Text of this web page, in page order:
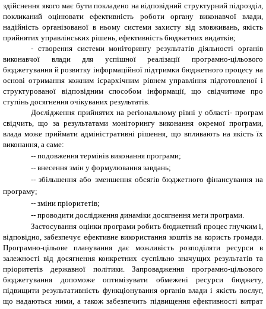
здійснення якого має бути покладено на відповідний структурний підрозділ,
покликаний оцінювати ефективність роботи органу виконавчої влади,
надійність організованої в ньому системи захисту від зловживань, якість
прийнятих управлінських рішень, ефективність бюджетних видатків;
- створення системи моніторингу результатів діяльності органів
виконавчої влади для успішної реалізації програмно-цільового
бюджетування й розвитку інформаційної підтримки бюджетного процесу на
основі отримання кожним ієрархічним рівнем управління підготовленої і
структурованої відповідним способом інформації, що свідчитиме про
ступінь досягнення очікуваних результатів.
Дослідження прийнятих на регіональному рівні у області- програм
свідчить, що за результатами моніторингу виконання окремої програми,
влада може приймати адміністративні рішення, що впливають на якість їх
виконання, а саме:
--подовження термінів виконання програми;
--внесення змін у формулювання завдань;
--збільшення або зменшення обсягів бюджетного фінансування на
програму;
--зміни пріоритетів;
--проводити дослідження динаміки досягнення мети програми.
Застосування оцінки програми робить бюджетний процес гнучким і,
відповідно, забезпечує ефективне використання коштів на користь громади.
Програмно-цільове планування дає можливість розподіляти ресурси в
залежності від досягнення конкретних суспільно значущих результатів та
пріоритетів державної політики. Запровадження програмно-цільового
бюджетування допоможе оптимізувати обмежені ресурси бюджету,
підвищити результативність функціонування органів влади і якість послуг,
що надаються ними, а також забезпечить підвищення ефективності витрат